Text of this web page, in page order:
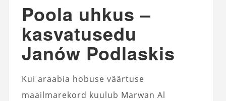
Poola uhkus –
kasvatusedu
Janów Podlaskis
Kui araabia hobuse väärtuse
maailmarekord kuulub Marwan Al